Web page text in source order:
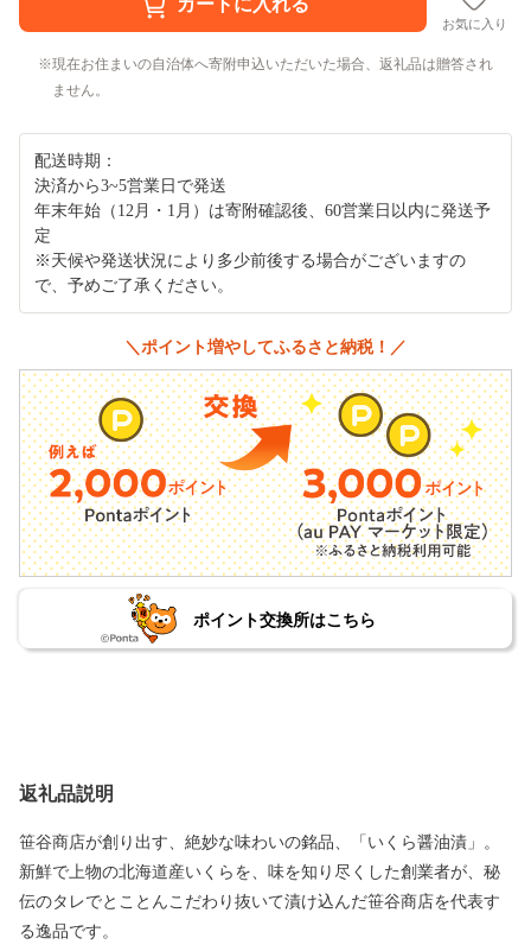
お気に入り
現在お住まいの自治体へ寄附申込いただいた場合、返礼品は贈答され
ません。
配送時期：
決済から3~5営業日で発送
年末年始（12月・1月）は寄附確認後、60営業日以内に発送予
定
※天候や発送状況により多少前後する場合がございますの
で、予めご了承ください。
＼ポイント増やしてふるさと納税！／
ポイント交換所はこちら
返礼品説明
笹谷商店が創り出す、絶妙な味わいの銘品、「いくら醤油漬」。
新鮮で上物の北海道産いくらを、味を知り尽くした創業者が、秘
伝のタレでとことんこだわり抜いて漬け込んだ笹谷商店を代表す
る逸品です。